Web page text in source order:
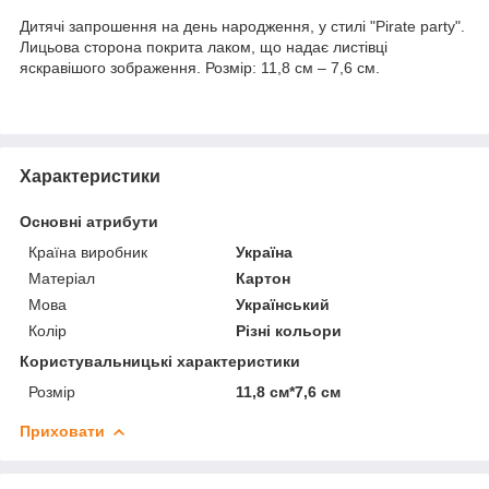
Дитячі запрошення на день народження, у стилі "Pirate party".
Лицьова сторона покрита лаком, що надає листівці
яскравішого зображення. Розмір: 11,8 см – 7,6 см.
Характеристики
Основні атрибути
Країна виробник
Україна
Матеріал
Картон
Мова
Український
Колір
Різні кольори
Користувальницькі характеристики
Розмір
11,8 см*7,6 см
Приховати